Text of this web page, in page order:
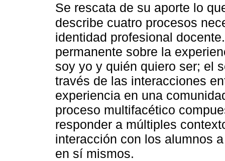
Se rescata de su aporte lo
describe cuatro procesos
identidad profesional
permanente sobre la
soy yo y quién quiero ser; el
través de las interacciones
experiencia en una
proceso multifacético
responder a múltiples
interacción con los alumnos
en sí mismos.